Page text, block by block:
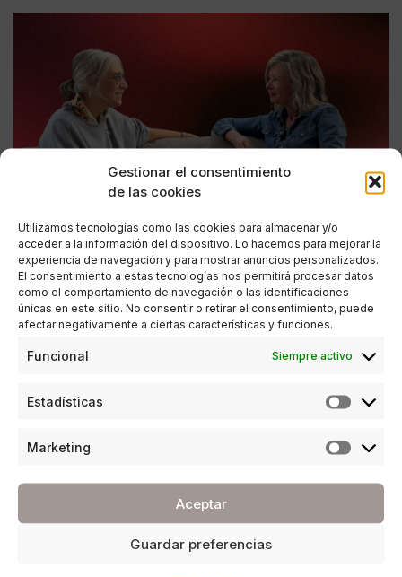
Gestionar el consentimiento
de las cookies
Utilizamos tecnologías como las cookies para almacenar y/o
acceder a la información del dispositivo. Lo hacemos para mejorar la
experiencia de navegación y para mostrar anuncios personalizados.
El consentimiento a estas tecnologías nos permitirá procesar datos
como el comportamiento de navegación o las identificaciones
únicas en este sitio. No consentir o retirar el consentimiento, puede
afectar negativamente a ciertas características y funciones.
Funcional Siempre activo
Estadísticas
Marketing
Aceptar
Guardar preferencias
ENTREVISTAS